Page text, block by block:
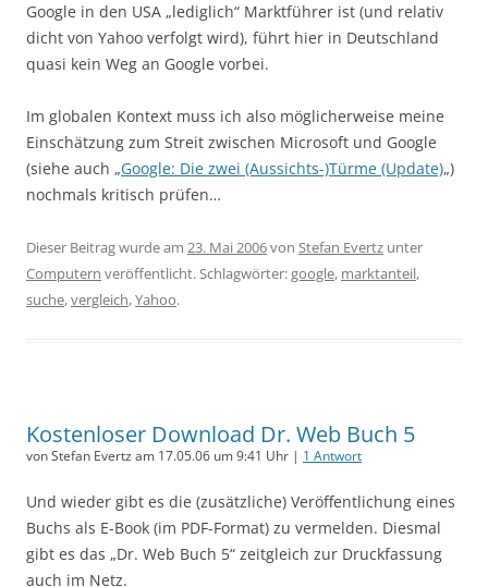
Google in den USA „lediglich“ Marktführer ist (und relativ
dicht von Yahoo verfolgt wird), führt hier in Deutschland
quasi kein Weg an Google vorbei.
Im globalen Kontext muss ich also möglicherweise meine
Einschätzung zum Streit zwischen Microsoft und Google
(siehe auch „Google: Die zwei (Aussichts-)Türme (Update)„)
nochmals kritisch prüfen…
Dieser Beitrag wurde am 23. Mai 2006von Stefan Evertz unter
Computern veröffentlicht. Schlagwörter:google, marktanteil,
suche,vergleich,Yahoo.
Kostenloser Download Dr. Web Buch 5
von Stefan Evertz am 17.05.06 um 9:41 Uhr | 1 Antwort
Und wieder gibt es die (zusätzliche) Veröffentlichung eines
Buchs als E-Book (im PDF-Format) zu vermelden. Diesmal
gibt es das „Dr. Web Buch 5“ zeitgleich zur Druckfassung
auch im Netz.